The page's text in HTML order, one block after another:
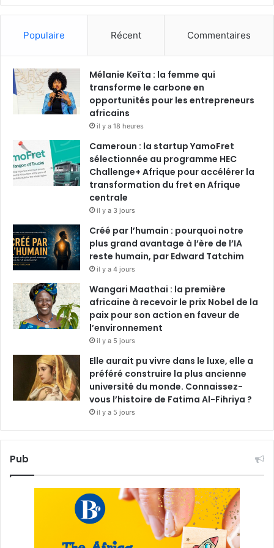
b
o
o
k
e
d
i
n
u
b
a
g
a
m
Populaire Récent Commentaires
Mélanie Keïta : la femme qui
transforme le carbone en
opportunités pour les entrepreneurs
africains
il y a 18 heures
Cameroun : la startup YamoFret
sélectionnée au programme HEC
Challenge+ Afrique pour accélérer la
transformation du fret en Afrique
centrale
il y a 3 jours
Créé par l’humain : pourquoi notre
plus grand avantage à l’ère de l’IA
reste humain, par Edward Tatchim
il y a 4 jours
Wangari Maathai : la première
africaine à recevoir le prix Nobel de la
paix pour son action en faveur de
l’environnement
il y a 5 jours
Elle aurait pu vivre dans le luxe, elle a
préféré construire la plus ancienne
université du monde. Connaissez-
vous l’histoire de Fatima Al-Fihriya ?
il y a 5 jours
Pub